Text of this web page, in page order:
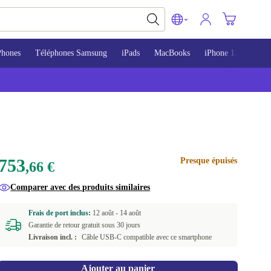
Téléphones Samsung iPads MacBooks iPhone 13
,66 € Presque épuisés
Comparer avec des produits similaires
Frais de port inclus: 12 août - 14 août
Garantie de retour gratuit sous 30 jours
Livraison incl. :
Câble USB-C compatible avec ce smartphone
Ajouter au panier